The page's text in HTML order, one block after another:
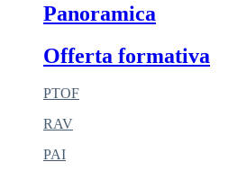
Panoramica
Offerta formativa
PTOF
RAV
PAI